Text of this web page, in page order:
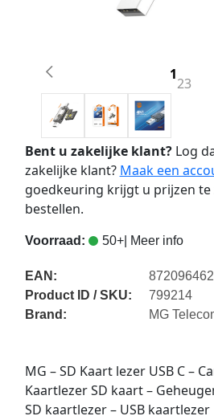
1
23
Bent u zakelijke klant?Log
zakelijke klant? Maak een
goedkeuring krijgt u prijzen te
bestellen.
Voorraad: 50+| Meer info
EAN:
Product ID / SKU:
799214
Brand:
MG
MG – SD Kaart lezer USB C –
Kaartlezer SD kaart –
SD kaartlezer – USB kaartlezer